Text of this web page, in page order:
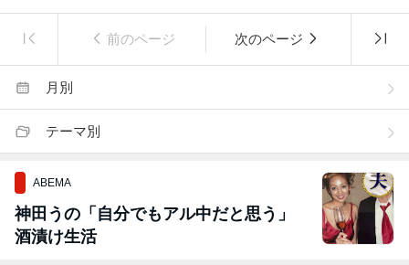
前のページ 次のページ
月別
テーマ別
ABEMA
神田うの「自分でもアル中だと思う」
酒漬け生活